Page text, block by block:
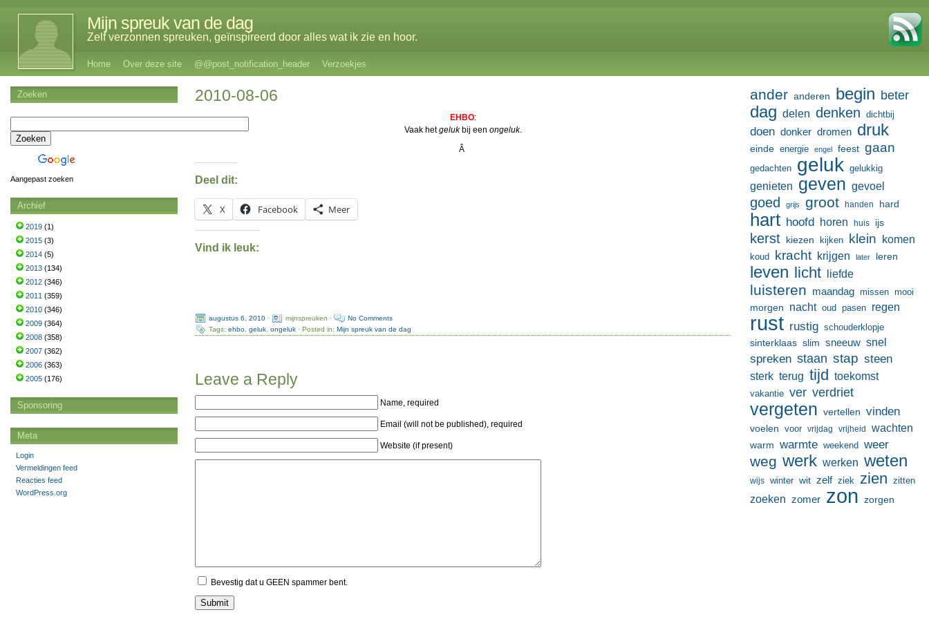
Mijn spreuk van de dag
Zelf verzonnen spreuken, geïnspireerd door alles wat ik zie en hoor.
Home Over deze site @@post_notification_header Verzoekjes
2010-08-06
EHBO:
Vaak hetgelukbij een ongeluk.
Â
Deel dit:
X Facebook Meer
Vind ik leuk:
augustus 6, 2010 · mijnspreuken ·
No Comments
Tags:ehbo ,geluk ,ongeluk · Posted in:Mijn spreuk van de dag
Leave a Reply
Name, required
Email (will not be published), required
Website (if present)
Bevestig dat u GEEN spammer bent.
ander anderen begin beter
dag delen denken dichtbij
doen donker dromen druk
einde energie engel feest gaan
gedachten geluk gelukkig
genieten geven gevoel
goed grijs groot handen hard
hart hoofd horen huis ijs
kerst kiezen kijken klein komen
koud kracht krijgen later leren
leven licht liefde
luisteren maandag missen mooi
morgen nacht oud pasen regen
rust rustig schouderklopje
sinterklaas slim sneeuw snel
spreken staan stap steen
sterk terug tijd toekomst
vakantie ver verdriet
vergeten vertellen vinden
voelen voor vrijdag vrijheid wachten
warm warmte weekend weer
weg werk werken weten
wijs winter wit zelf ziek zien zitten
zoeken zomer zon zorgen
Zoeken
Aangepast zoeken
Archief
2019 (1)
2015 (3)
2014 (5)
2013 (134)
2012 (346)
2011 (359)
2010 (346)
2009 (364)
2008 (358)
2007 (362)
2006 (363)
2005 (176)
Sponsoring
Meta
Login
Vermeldingen feed
Reacties feed
WordPress.org